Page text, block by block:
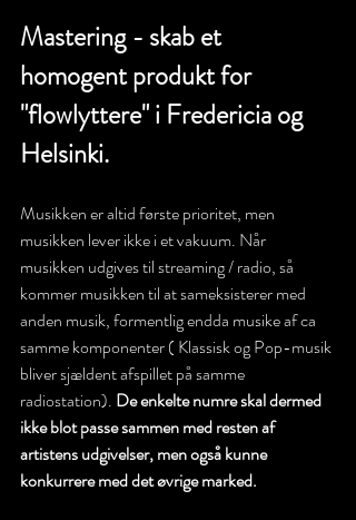
Mastering - skab et
homogent produkt for
"flowlyttere" i Fredericia og
Helsinki.
Musikken er altid første prioritet, men
musikken lever ikke i et vakuum. Når
musikken udgives til streaming / radio, så
kommer musikken til at sameksisterer med
anden musik, formentlig endda musike af ca
samme komponenter ( Klassisk og Pop-musik
bliver sjældent afspillet på samme
radiostation). De enkelte numre skal dermed
ikke blot passe sammen med resten af
artistens udgivelser, men også kunne
konkurrere med det øvrige marked.